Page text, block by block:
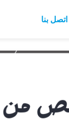
اتصل بنا